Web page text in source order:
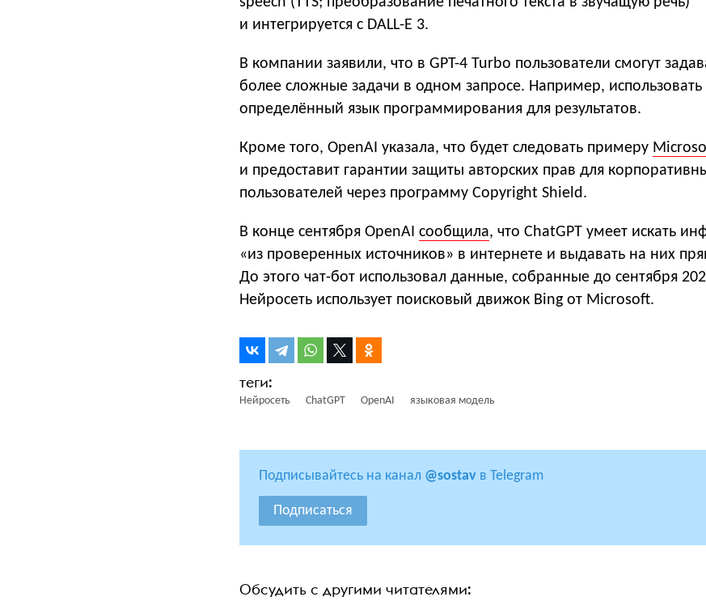
и интегрируется с DALL-E 3.
В компании заявили, что в GPT-4 Turbo пользователи смогут
более сложные задачи в одном запросе. Например, использовать
определённый язык программирования для результатов.
Кроме того, OpenAI указала, что будет следовать примеру
и предоставит гарантии защиты авторских прав для
пользователей через программу Copyright Shield.
В конце сентября OpenAI сообщила, что ChatGPT умеет искать
«из проверенных источников» в интернете и выдавать на них
До этого чат-бот использовал данные, собранные до сентября
Нейросеть использует поисковый движок Bing от Microsoft.
Нейросеть ChatGPT OpenAI языковая модель
Подписывайтесь на канал @sostav в Telegram
Подписаться
Обсудить с другими читателями: